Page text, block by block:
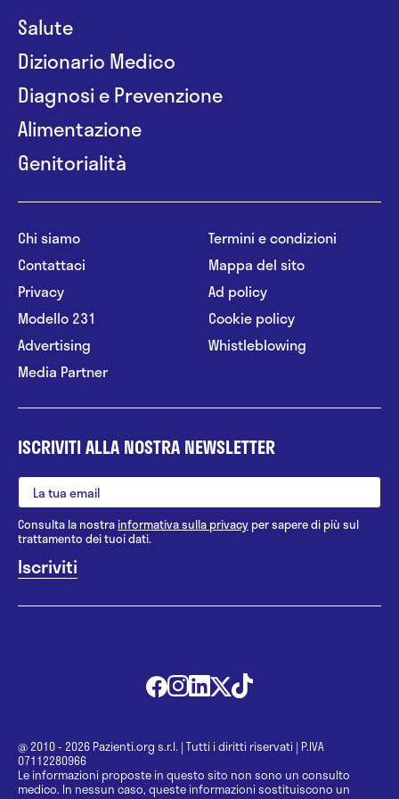
Salute
Dizionario Medico
Diagnosi e Prevenzione
Alimentazione
Genitorialità
Chi siamo
Contattaci
Privacy
Modello 231
Advertising
Media Partner
Termini e condizioni
Mappa del sito
Ad policy
Cookie policy
Whistleblowing
ISCRIVITI ALLA NOSTRA NEWSLETTER
Consulta la nostrainformativa sulla privacy per sapere di più sul
trattamento dei tuoi dati.
@ 2010 - 2026 Pazienti.org s.r.l. | Tutti i diritti riservati | P.IVA
07112280966
Le informazioni proposte in questo sito non sono un consulto
medico. In nessun caso, queste informazioni sostituiscono un